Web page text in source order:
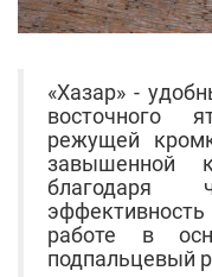
«Хазар» -
восточного
режущей
завышенной
благодаря
работе в
подпальцевый